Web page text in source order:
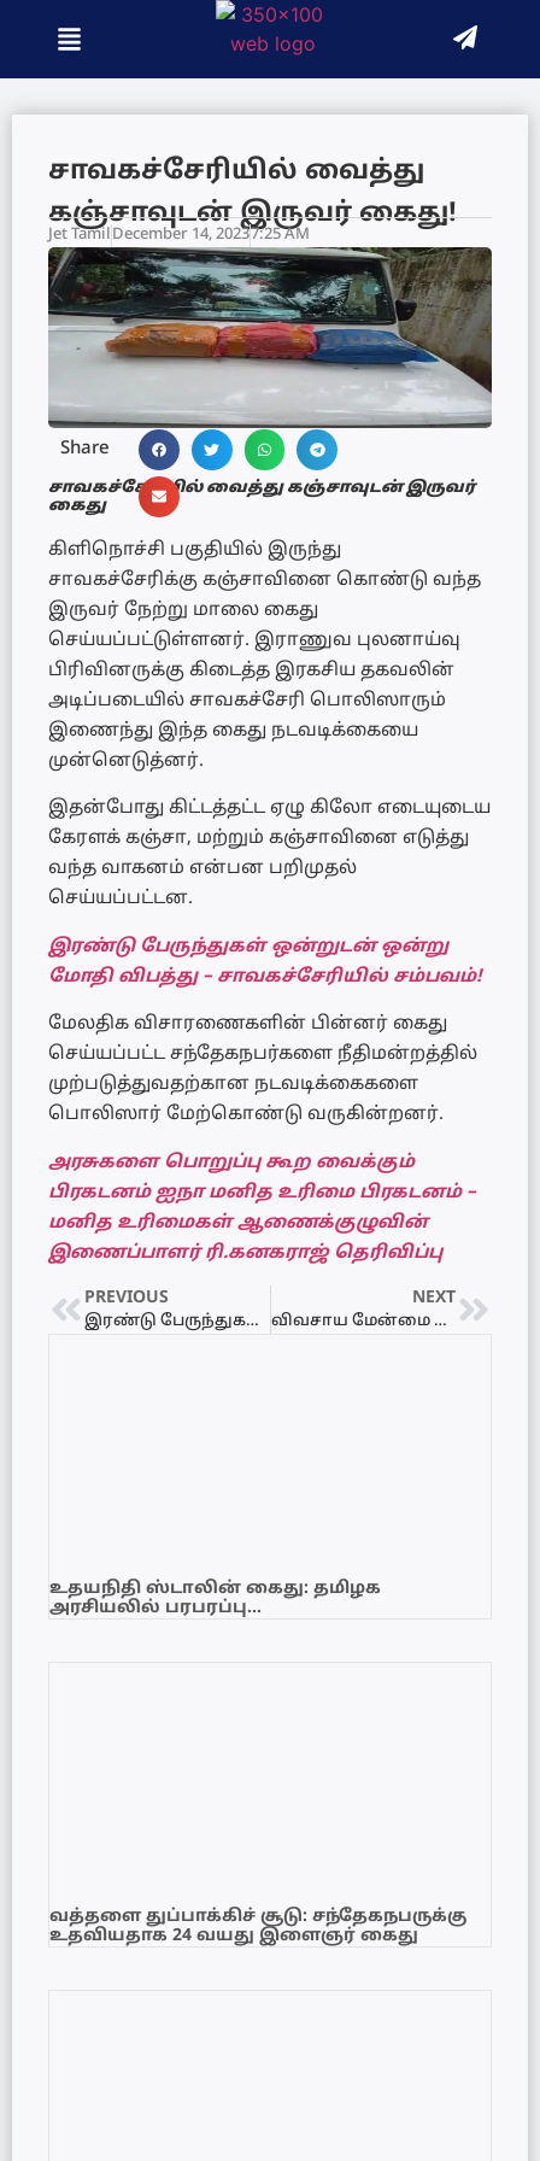
சாவகச்சேரியில் வைத்து
கஞ்சாவுடன் இருவர் கைது!
Jet TamilDecember 14, 20237:25 AM
Share
சாவகச்சேரியில் வைத்து கஞ்சாவுடன் இருவர்
கைது
கிளிநொச்சி பகுதியில் இருந்து
சாவகச்சேரிக்கு கஞ்சாவினை கொண்டு வந்த
இருவர் நேற்று மாலை கைது
செய்யப்பட்டுள்ளனர். இராணுவ புலனாய்வு
பிரிவினருக்கு கிடைத்த இரகசிய தகவலின்
அடிப்படையில் சாவகச்சேரி பொலிஸாரும்
இணைந்து இந்த கைது நடவடிக்கையை
முன்னெடுத்னர்.
இதன்போது கிட்டத்தட்ட ஏழு கிலோ எடையுடைய
கேரளக் கஞ்சா, மற்றும் கஞ்சாவினை எடுத்து
வந்த வாகனம் என்பன பறிமுதல்
செய்யப்பட்டன.
இரண்டு பேருந்துகள் ஒன்றுடன் ஒன்று
மோதி விபத்து – சாவகச்சேரியில் சம்பவம்!
மேலதிக விசாரணைகளின் பின்னர் கைது
செய்யப்பட்ட சந்தேகநபர்களை நீதிமன்றத்தில்
முற்படுத்துவதற்கான நடவடிக்கைகளை
பொலிஸார் மேற்கொண்டு வருகின்றனர்.
அரசுகளை பொறுப்பு கூற வைக்கும்
பிரகடனம் ஐநா மனித உரிமை பிரகடனம் –
மனித உரிமைகள் ஆணைக்குழுவின்
இணைப்பாளர் ரி.கனகராஜ் தெரிவிப்பு
PREVIOUS
இரண்டு பேருந்துகள் ஒன்றுடன் ஒன்று மோதி விபத்து – சாவகச்சேரியில் சம்பவம்!
NEXT
விவசாய மேன்மை விருது வழங்கல் நிகழ்வும் கண்காட்சியும் -2023
உதயநிதி ஸ்டாலின் கைது: தமிழக
அரசியலில் பரபரப்பு…
வத்தளை துப்பாக்கிச் சூடு: சந்தேகநபருக்கு
உதவியதாக 24 வயது இளைஞர் கைது